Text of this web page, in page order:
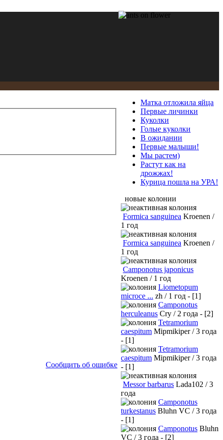
Сообщить об ошибке
Матка отложила яйца
Первые личинки
Куколки
Голые куколки
В ожидании
Первые малыши!
Мы растем)
Растут как на
дрожжах!
Курица пошла на УРА!
новые колонии
Formica sanguinea Kroenen /
1 год
Formica sanguinea Kroenen /
1 год
Camponotus japonicus
Kroenen / 1 год
Liometopum
microce ... zh / 1 год - [1]
Camponotus
herculeanus Cry / 2 года - [2]
Tetramorium
caespitum Mipmikiper / 3 года
- [1]
Tetramorium
caespitum Mipmikiper / 3 года
- [1]
Messor barbarus Lada102 / 3
года
Camponotus
turkestanus Bluhn VC / 3 года
- [1]
Camponotus Bluhn
VC / 3 года - [2]